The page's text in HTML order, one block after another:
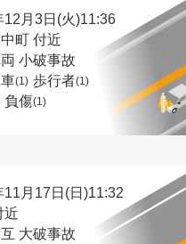
12月3日(火)11:36
町 付近
小破事故
(1) 歩行者(1)
負傷(1)
11月17日(日)11:32
近
大破事故